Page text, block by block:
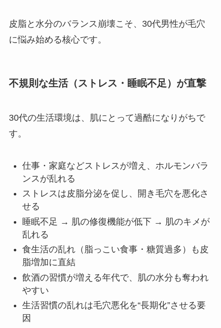
皮脂と水分のバランス崩壊こそ、30代男性が毛穴
に悩み始める核心です。
不規則な生活（ストレス・睡眠不足）が直撃
30代の生活環境は、肌にとって過酷になりがちで
す。
仕事・家庭などストレスが増え、ホルモンバラ
ンスが乱れる
ストレスは皮脂分泌を促し、開き毛穴を悪化さ
せる
睡眠不足 → 肌の修復機能が低下 → 肌のキメが
乱れる
食生活の乱れ（脂っこい食事・糖質過多）も皮
脂増加に直結
飲酒の習慣が増える年代で、肌の水分も奪われ
やすい
生活習慣の乱れは毛穴悪化を“長期化”させる要
因